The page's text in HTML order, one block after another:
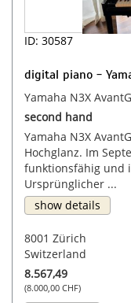
ID: 30587
digital piano -
Yamaha N3X
second hand
Yamaha N3X
Hochglanz. Im
funktionsfähig und
Ursprünglicher ...
show details
8001 Zürich
Switzerland
8.567,49
(8.000,00 CHF)